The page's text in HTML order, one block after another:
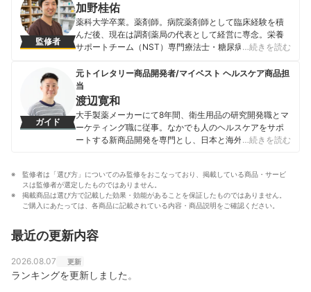
監修者
加野桂佑
薬科大学卒業。薬剤師。病院薬剤師として臨床経験を積
んだ後、現在は調剤薬局の代表として経営に専念。栄養
サポートチーム（NST）専門療法士・糖尿病療養指導
トなどの資格を活かし、SNSやブログで多角的な健康情
報を発信中。また、二等無人航空機操縦士の資格を取得
し、ドローン技術の医療・物流への活用といった次世代
の医療提供体制の構築の可能性を追求している。既存の
薬剤師の枠に捉われない、臨床・経営・最新テクノロジ
ーを融合させた活動を展開するプロフェッショナル。
加野桂佑のプロフィール
…続きを読む
ガイド
元トイレタリー商品開発者/マイベスト ヘルスケア商品担
当
渡辺寛和
大手製薬メーカーにて8年間、衛生用品の研究開発職とマ
ーケティング職に従事。なかでも人のヘルスケアをサポ
ートする新商品開発を専門とし、日本と海外を合わせて
品全般の比較検証を担当。「ユーザーが知りたいことを
適切な検証に基づきわかりやすく提供する」をモットー
に、日々の業務に取り組んでいる。
…続きを読む
監修者は「選び方」についてのみ監修をおこなっており、掲載している商品・サービ
スは監修者が選定したものではありません。
掲載商品は選び方で記載した効果・効能があることを保証したものではありません。
ご購入にあたっては、各商品に記載されている内容・商品説明をご確認ください。
最近の更新内容
2026.08.07 更新
ランキングを更新しました。